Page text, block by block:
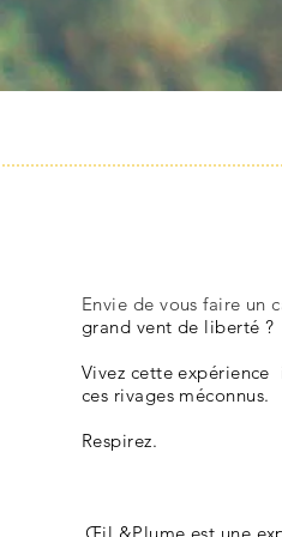
Envie de vous faire un
grand vent de liberté ?
Vivez cette expérience
ces rivages méconnus.
Respirez.